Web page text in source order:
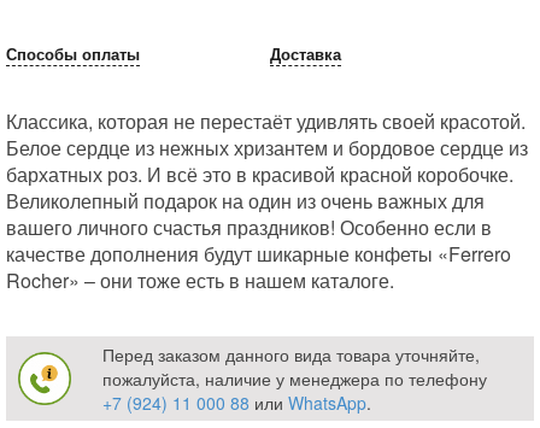
Способы оплаты Доставка
Классика, которая не перестаёт удивлять своей красотой.
Белое сердце из нежных хризантем и бордовое сердце из
бархатных роз. И всё это в красивой красной коробочке.
Великолепный подарок на один из очень важных для
вашего личного счастья праздников! Особенно если в
качестве дополнения будут шикарные конфеты «Ferrero
Rocher» – они тоже есть в нашем каталоге.
Перед заказом данного вида товара уточняйте,
пожалуйста, наличие у менеджера по телефону
+7 (924) 11 000 88 или WhatsApp.